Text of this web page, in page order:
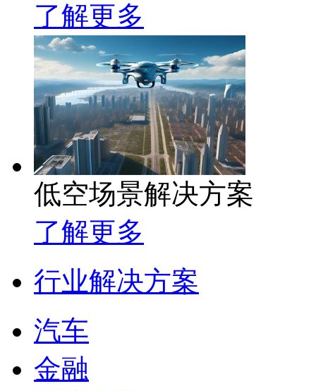
了解更多
低空场景解决方案
了解更多
行业解决方案
汽车
金融